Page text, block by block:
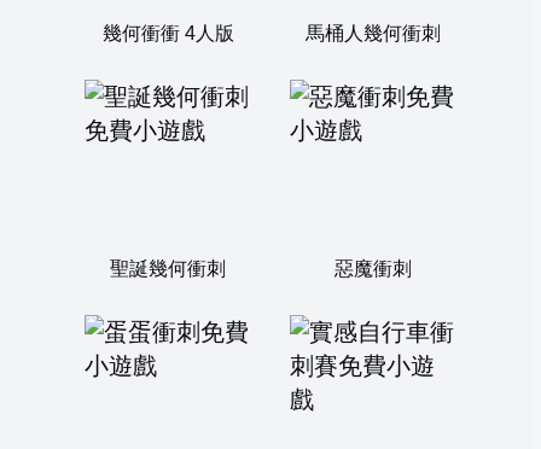
幾何衝衝 4人版 馬桶人幾何衝刺
聖誕幾何衝刺 惡魔衝刺